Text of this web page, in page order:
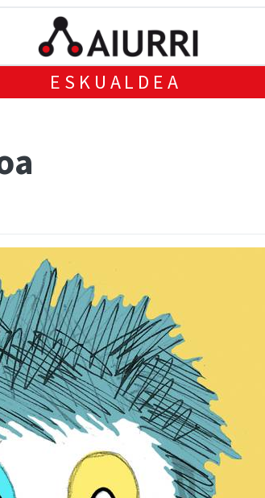
ESKUALDEA